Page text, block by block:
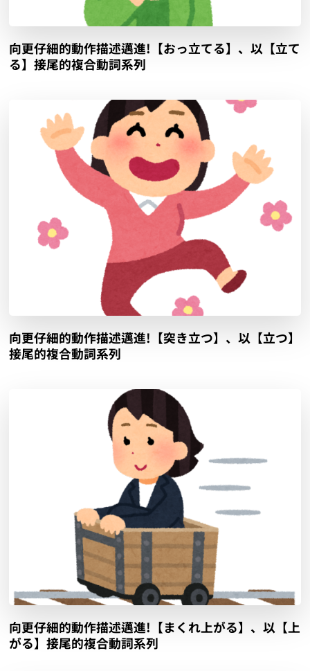
向更仔細的動作描述邁進!【おっ立てる】、以【立て
る】接尾的複合動詞系列
向更仔細的動作描述邁進!【突き立つ】、以【立つ】
接尾的複合動詞系列
向更仔細的動作描述邁進!【まくれ上がる】、以【上
がる】接尾的複合動詞系列